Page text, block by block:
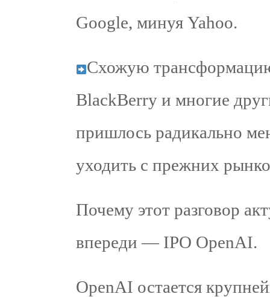
Google, минуя Yahoo.
Схожую
BlackBerry и многие
пришлось радикально
уходить с прежних
Почему этот разговор
впереди — IPO OpenAI.
OpenAI остается